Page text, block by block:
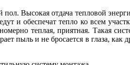
Высокая отдача тепловой
и обеспечат тепло ко всем
теплая, приятная. Такая
пыль и не бросается в глаза,